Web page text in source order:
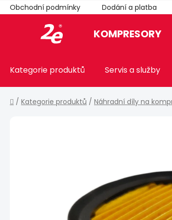
Přejít
na
Obchodní podmínky Dodání a platba
KOMPRESORY
Kategorie produktů Servis a služby
Domů
/ Kategorie produktů / Náhradní díly na